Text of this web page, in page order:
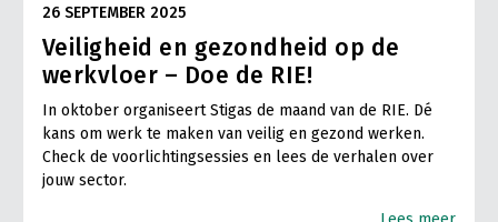
26 SEPTEMBER 2025
Veiligheid en gezondheid op de
werkvloer – Doe de RIE!
In oktober organiseert Stigas de maand van de RIE. Dé
kans om werk te maken van veilig en gezond werken.
Check de voorlichtingsessies en lees de verhalen over
jouw sector.